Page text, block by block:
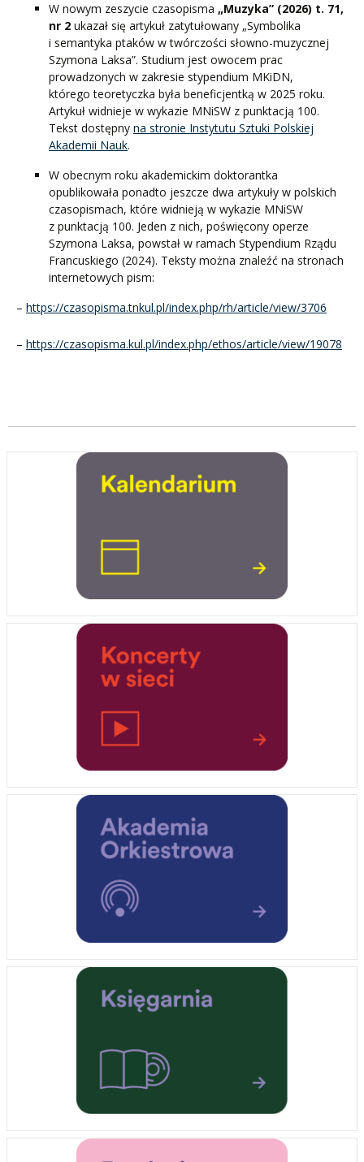
W nowym zeszycie czasopisma „Muzyka” (2026) t. 71,
nr 2 ukazał się artykuł zatytułowany „Symbolika
i semantyka ptaków w twórczości słowno-muzycznej
Szymona Laksa”. Studium jest owocem prac
prowadzonych w zakresie stypendium MKiDN,
którego teoretyczka była beneficjentką w 2025 roku.
Artykuł widnieje w wykazie MNiSW z punktacją 100.
Tekst dostępny na stronie Instytutu Sztuki Polskiej
Akademii Nauk.
W obecnym roku akademickim doktorantka
opublikowała ponadto jeszcze dwa artykuły w polskich
czasopismach, które widnieją w wykazie MNiSW
z punktacją 100. Jeden z nich, poświęcony operze
Szymona Laksa, powstał w ramach Stypendium Rządu
Francuskiego (2024). Teksty można znaleźć na stronach
internetowych pism:
– https://czasopisma.tnkul.pl/index.php/rh/article/view/3706
– https://czasopisma.kul.pl/index.php/ethos/article/view/19078